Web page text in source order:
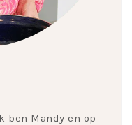
ben Mandy en op